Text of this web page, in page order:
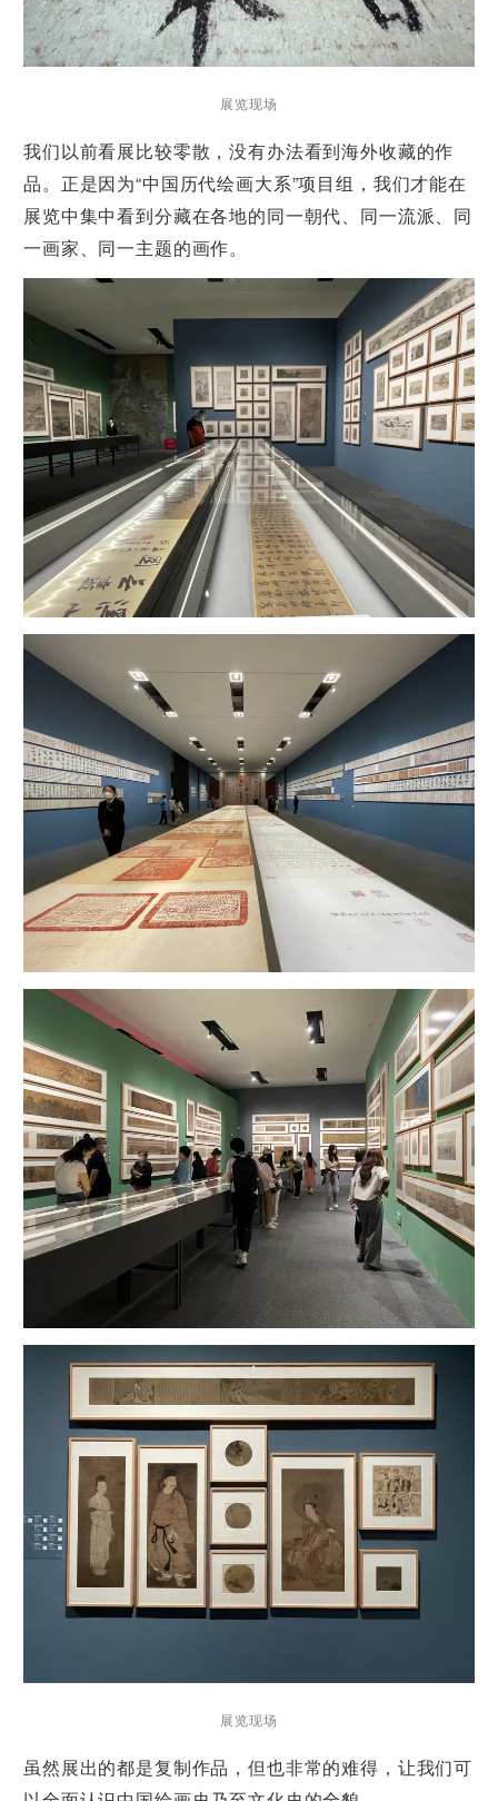
展览现场
我们以前看展比较零散，没有办法看到海外收藏的作
品。正是因为“中国历代绘画大系”项目组，我们才能在
展览中集中看到分藏在各地的同一朝代、同一流派、同
一画家、同一主题的画作。
展览现场
虽然展出的都是复制作品，但也非常的难得，让我们可